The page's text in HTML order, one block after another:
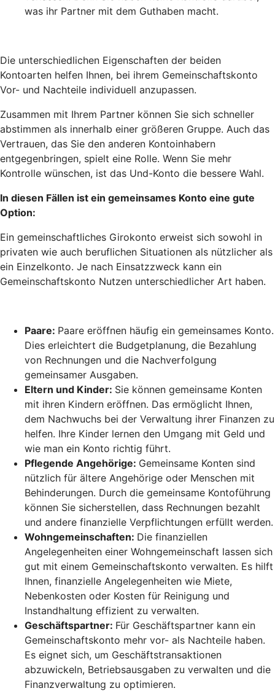
was ihr Partner mit dem Guthaben macht.
Die unterschiedlichen Eigenschaften der beiden
Kontoarten helfen Ihnen, bei ihrem Gemeinschaftskonto
Vor- und Nachteile individuell anzupassen.
Zusammen mit Ihrem Partner können Sie sich schneller
abstimmen als innerhalb einer größeren Gruppe. Auch das
Vertrauen, das Sie den anderen Kontoinhabern
entgegenbringen, spielt eine Rolle. Wenn Sie mehr
Kontrolle wünschen, ist das Und-Konto die bessere Wahl.
In diesen Fällen ist ein gemeinsames Konto eine gute
Option:
Ein gemeinschaftliches Girokonto erweist sich sowohl in
privaten wie auch beruflichen Situationen als nützlicher als
ein Einzelkonto. Je nach Einsatzzweck kann ein
Gemeinschaftskonto Nutzen unterschiedlicher Art haben.
Paare: Paare eröffnen häufig ein gemeinsames Konto.
Dies erleichtert die Budgetplanung, die Bezahlung
von Rechnungen und die Nachverfolgung
gemeinsamer Ausgaben.
Eltern und Kinder: Sie können gemeinsame Konten
mit ihren Kindern eröffnen. Das ermöglicht Ihnen,
dem Nachwuchs bei der Verwaltung ihrer Finanzen zu
helfen. Ihre Kinder lernen den Umgang mit Geld und
wie man ein Konto richtig führt.
Pflegende Angehörige: Gemeinsame Konten sind
nützlich für ältere Angehörige oder Menschen mit
Behinderungen. Durch die gemeinsame Kontoführung
können Sie sicherstellen, dass Rechnungen bezahlt
und andere finanzielle Verpflichtungen erfüllt werden.
Wohngemeinschaften: Die finanziellen
Angelegenheiten einer Wohngemeinschaft lassen sich
gut mit einem Gemeinschaftskonto verwalten. Es hilft
Ihnen, finanzielle Angelegenheiten wie Miete,
Nebenkosten oder Kosten für Reinigung und
Instandhaltung effizient zu verwalten.
Geschäftspartner: Für Geschäftspartner kann ein
Gemeinschaftskonto mehr vor- als Nachteile haben.
Es eignet sich, um Geschäftstransaktionen
abzuwickeln, Betriebsausgaben zu verwalten und die
Finanzverwaltung zu optimieren.